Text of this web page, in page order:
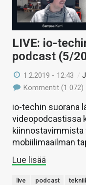
LIVE: io-
podcast (5/
1.2.2019 - 12:43 /
Kommentit (1 072)
io-techin suorana
videopodcastissa
kiinnostavimmista
mobiilimaailman
Lue lisää
live podcast